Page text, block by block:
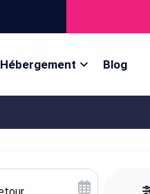
Hébergement Blog